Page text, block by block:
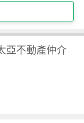
亞不動產仲介